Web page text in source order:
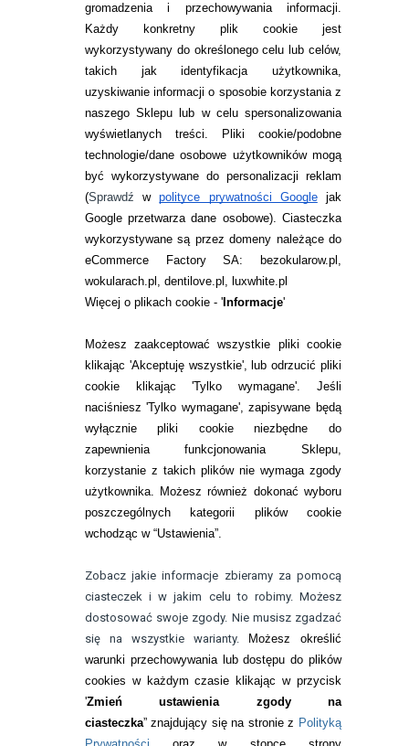
gromadzenia i przechowywania informacji.
Każdy konkretny plik cookie jest
wykorzystywany do określonego celu lub celów,
takich jak identyfikacja użytkownika,
uzyskiwanie informacji o sposobie korzystania z
naszego Sklepu lub w celu spersonalizowania
wyświetlanych treści.
Pliki cookie/podobne
technologie/dane osobowe użytkowników mogą
być wykorzystywane do personalizacji reklam
(Sprawdźwpolityce prywatności Googlejak
Google przetwarza dane osobowe). Ciasteczka
wykorzystywane są przez domeny należące do
eCommerce Factory SA: bezokularow.pl,
wokularach.pl, dentilove.pl, luxwhite.pl
Więcej o plikach cookie - 'Informacje'
Możesz zaakceptować wszystkie pliki cookie
klikając 'Akceptuję wszystkie', lub odrzucić pliki
cookie klikając 'Tylko wymagane'. Jeśli
naciśniesz 'Tylko wymagane', zapisywane będą
wyłącznie pliki cookie niezbędne do
zapewnienia funkcjonowania Sklepu,
korzystanie z takich plików nie wymaga zgody
użytkownika. Możesz również dokonać wyboru
poszczególnych kategorii plików cookie
wchodząc w “Ustawienia”.
Zobacz jakie informacje zbieramy za pomocą
ciasteczek i w jakim celu to robimy. Możesz
dostosować swoje zgody. Nie musisz zgadzać
się na wszystkie warianty.
Możesz określić
warunki przechowywania lub dostępu do plików
cookies w każdym czasie klikając w przycisk
'Zmień ustawienia zgody na
ciasteczka” znajdujący się na stronie z Polityką
INFORMACJE KONTAKTOWE
JAK ZAMAWIAĆ?
ZWROTY I REKLAMACJA
WARUNKI ZAKUPÓW
RANKINGI SOCZEWEK
SOCZEWKI KOLOROWE
Zwrot (odstąpienie od umowy)
ZMIEŃ USTAWIENIA ZGODY NA CIASTECZKA
KONTAKT
telefon:
22 113 44 42
telefon:
732 08 08 72
kontakt@bezokularow.pl